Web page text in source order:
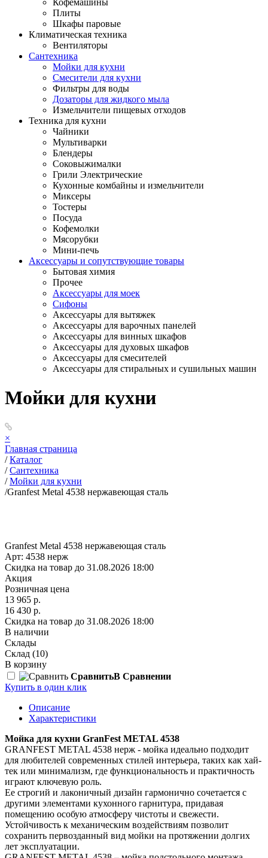
Кофемашины
Плиты
Шкафы паровые
Климатическая техника
Вентиляторы
Сантехника
Мойки для кухни
Смесители для кухни
Фильтры для воды
Дозаторы для жидкого мыла
Измельчители пищевых отходов
Техника для кухни
Чайники
Мультиварки
Блендеры
Соковыжималки
Грили Электрические
Кухонные комбайны и измельчители
Миксеры
Тостеры
Посуда
Кофемолки
Мясорубки
Мини-печь
Аксессуары и сопутствующие товары
Бытовая химия
Прочее
Аксессуары для моек
Сифоны
Аксессуары для вытяжек
Аксессуары для варочных панелей
Аксессуары для винных шкафов
Аксессуары для духовых шкафов
Аксессуары для смесителей
Аксессуары для стиральных и сушильных машин
Мойки для кухни
×
Главная страница
/ Каталог
/ Сантехника
/ Мойки для кухни
/Granfest Metal 4538 нержавеющая сталь
Granfest Metal 4538 нержавеющая сталь
Арт: 4538 нерж
Скидка на товар до 31.08.2026 18:00
Акция
Розничная цена
13 965 р.
16 430 р.
Скидка на товар до 31.08.2026 18:00
В наличии
Склады
Склад (10)
В корзину
СравнитьВ Сравнении
Купить в один клик
Описание
Характеристики
Мойка для кухни GranFest METAL 4538
GRANFEST METAL 4538 нерж - мойка идеально подходит
для любителей современных стилей интерьера, таких как хай-
тек или минимализм, где функциональность и практичность
играют ключевую роль.
Ее строгий и лаконичный дизайн гармонично сочетается с
другими элементами кухонного гарнитура, придавая
помещению особую атмосферу чистоты и свежести.
Устойчивость к механическим воздействиям позволит
сохранить первозданный вид мойки на протяжении долгих
лет эксплуатации.